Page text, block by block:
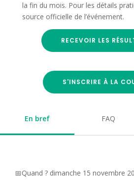
la fin du mois. Pour les détails
source officielle de l’événement.
RECEVOIR LES
S'INSCRIRE À LA
En bref FAQ
📅Quand ? dimanche 15 novembre